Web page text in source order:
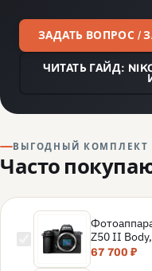
ЗАДАТЬ ВОПРОС /
ЧИТАТЬ ГАЙД:
ВЫГОДНЫЙ КОМПЛЕКТ
Часто
Z50 II
67 700 ₽